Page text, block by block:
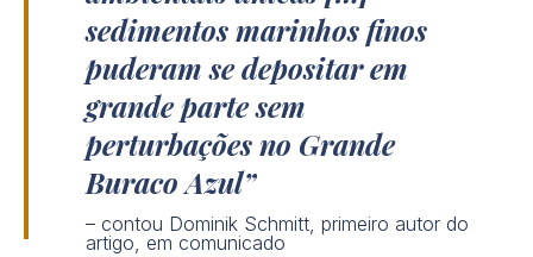
sedimentos marinhos finos
puderam se depositar em
grande parte sem
perturbações no Grande
Buraco Azul
– contou Dominik Schmitt, primeiro autor do
artigo, em comunicado